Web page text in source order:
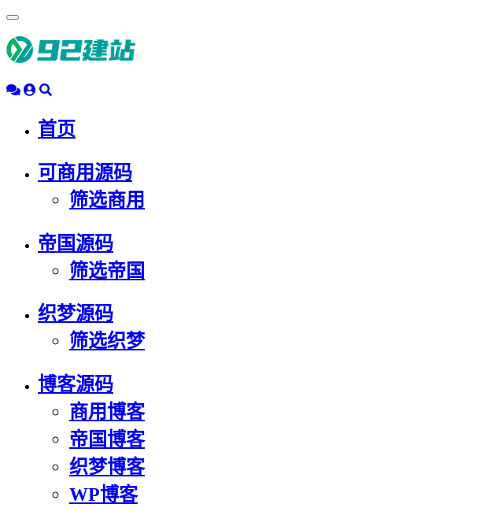
动
导
首页
可商用源码
筛选商用
帝国源码
筛选帝国
织梦源码
筛选织梦
博客源码
商用博客
帝国博客
织梦博客
WP博客